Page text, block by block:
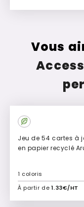
Vous
Jeu de 54 cartes à
en papier recyclé
À partir de 1.33€/HT
1 coloris
Ajouter à mon